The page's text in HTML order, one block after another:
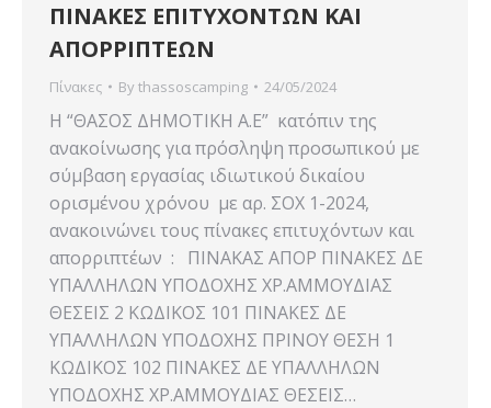
ΠΙΝΑΚΕΣ ΕΠΙΤΥΧΟΝΤΩΝ ΚΑΙ
ΑΠΟΡΡΙΠΤΕΩΝ
Πίνακες By thassoscamping 24/05/2024
Η “ΘΑΣΟΣ ΔΗΜΟΤΙΚΗ Α.Ε” κατόπιν της
ανακοίνωσης για πρόσληψη προσωπικού με
σύμβαση εργασίας ιδιωτικού δικαίου
ορισμένου χρόνου με αρ. ΣΟΧ 1-2024,
ανακοινώνει τους πίνακες επιτυχόντων και
απορριπτέων : ΠΙΝΑΚΑΣ ΑΠΟΡ ΠΙΝΑΚΕΣ ΔΕ
ΥΠΑΛΛΗΛΩΝ ΥΠΟΔΟΧΗΣ ΧΡ.ΑΜΜΟΥΔΙΑΣ
ΘΕΣΕΙΣ 2 ΚΩΔΙΚΟΣ 101 ΠΙΝΑΚΕΣ ΔΕ
ΥΠΑΛΛΗΛΩΝ ΥΠΟΔΟΧΗΣ ΠΡΙΝΟΥ ΘΕΣΗ 1
ΚΩΔΙΚΟΣ 102 ΠΙΝΑΚΕΣ ΔΕ ΥΠΑΛΛΗΛΩΝ
ΥΠΟΔΟΧΗΣ ΧΡ.ΑΜΜΟΥΔΙΑΣ ΘΕΣΕΙΣ…